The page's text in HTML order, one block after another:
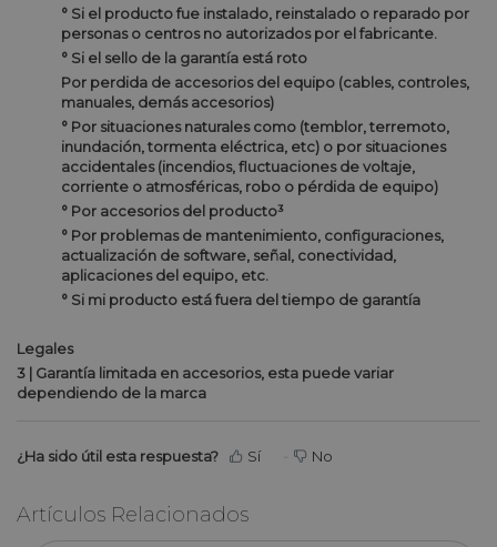
° Si el producto fue instalado, reinstalado o reparado por
personas o centros no autorizados por el fabricante.
° Si el sello de la garantía está roto
Por perdida de accesorios del equipo (cables, controles,
manuales, demás accesorios)
° Por situaciones naturales como (temblor, terremoto,
inundación, tormenta eléctrica, etc) o por situaciones
accidentales (incendios, fluctuaciones de voltaje,
corriente o atmosféricas, robo o pérdida de equipo)
° Por accesorios del producto³
° Por problemas de mantenimiento, configuraciones,
actualización de software, señal, conectividad,
aplicaciones del equipo, etc.
° Si mi producto está fuera del tiempo de garantía
Legales
3 | Garantía limitada en accesorios, esta puede variar
dependiendo de la marca
¿Ha sido útil esta respuesta? Sí No
Artículos Relacionados